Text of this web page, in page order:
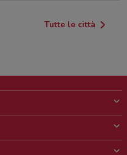
Tutte le città